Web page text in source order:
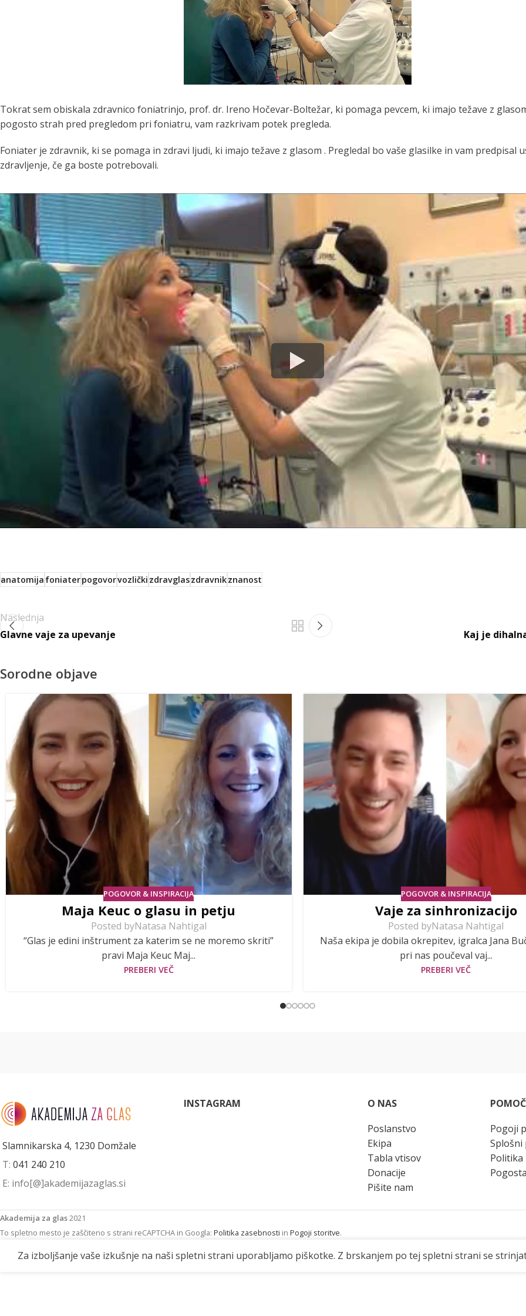
Tokrat sem obiskala zdravnico foniatrinjo, prof. dr. Ireno Hočevar-Boltežar, ki pomaga pevcem, ki imajo težave z
pogosto strah pred pregledom pri foniatru, vam razkrivam potek pregleda.
Foniater je zdravnik, ki se pomaga in zdravi ljudi, ki imajo težave z glasom . Pregledal bo vaše glasilke in vam predpisal
zdravljenje, če ga boste potrebovali.
anatomijafoniaterpogovorvozlički zdravglaszdravnikznanost
Naslednja
Glavne vaje za upevanje
Kaj je
Sorodne objave
POGOVOR & INSPIRACIJA
Maja Keuc o glasu in petju
Posted byNatasa Nahtigal
“Glas je edini inštrument za katerim se ne moremo skriti”
pravi Maja Keuc Maj...
PREBERI VEČ
POGOVOR & INSPIRACIJA
Vaje za sinhronizacijo
Posted byNatasa Nahtigal
Naša ekipa je dobila okrepitev, igralca Jana
pri nas poučeval vaj...
PREBERI VEČ
Slamnikarska 4, 1230 Domžale
T: 041 240 210
E: info[@]akademijazaglas.si
INSTAGRAM
O NAS
Poslanstvo
Ekipa
Tabla vtisov
Donacije
Pišite nam
POMOČ
Pogoji
Politika
Akademija za glas2021
To spletno mesto je zaščiteno s strani reCAPTCHA in Googla: Politika zasebnosti in Pogoji storitve.
Za izboljšanje vaše izkušnje na naši spletni strani uporabljamo piškotke. Z brskanjem po tej spletni strani se